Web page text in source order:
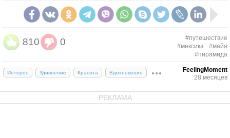
810 0
#путешествие
#мексика
#майя
#пирамида
Интерес Удивление Красота Вдохновение
FeelingMoment
28 месяцев
РЕКЛАМА